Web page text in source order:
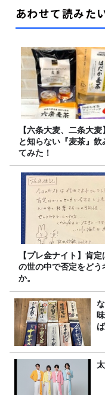
あわせて読みた
【六条大麦、二条大
と知らない『麦茶』飲
てみた！
【プレ金ナイト】肯定
の世の中で否定をどう
か。